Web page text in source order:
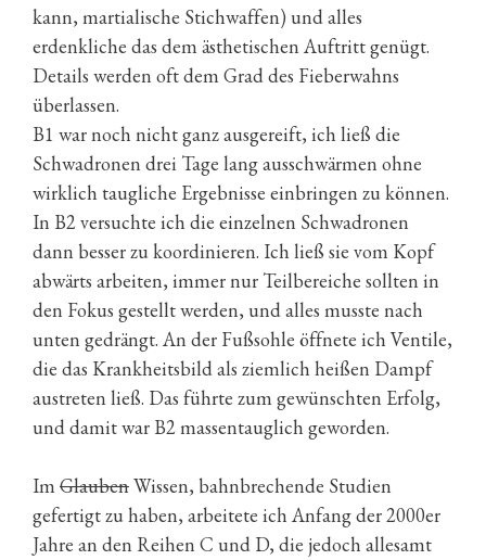
kann, martialische Stichwaffen) und alles
erdenkliche das dem ästhetischen Auftritt genügt.
Details werden oft dem Grad des Fieberwahns
überlassen.
B1 war noch nicht ganz ausgereift, ich ließ die
Schwadronen drei Tage lang ausschwärmen ohne
wirklich taugliche Ergebnisse einbringen zu können.
In B2 versuchte ich die einzelnen Schwadronen
dann besser zu koordinieren. Ich ließ sie vom Kopf
abwärts arbeiten, immer nur Teilbereiche sollten in
den Fokus gestellt werden, und alles musste nach
unten gedrängt. An der Fußsohle öffnete ich Ventile,
die das Krankheitsbild als ziemlich heißen Dampf
austreten ließ. Das führte zum gewünschten Erfolg,
und damit war B2 massentauglich geworden.
Im GlaubenWissen, bahnbrechende Studien
gefertigt zu haben, arbeitete ich Anfang der 2000er
Jahre an den Reihen C und D, die jedoch allesamt